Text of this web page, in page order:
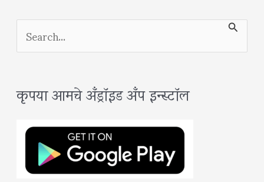
S
e
r
c
कृपया आमचे अँड्रॉइड अँप इन्स्टॉल